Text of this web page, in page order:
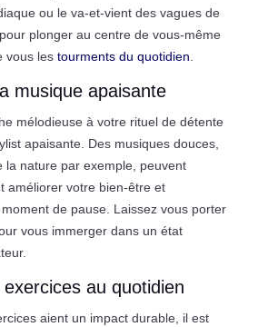
ou le va-et-vient des vagues de
plonger au centre de vous-même
vous les tourments du quotidien
musique apaisante
mélodieuse à votre rituel de détente
apaisante. Des musiques douces,
la nature par exemple, peuvent
améliorer votre bien-être et
de pause. Laissez vous porter
vous immerger dans un état
au quotidien
aient un impact durable, il est